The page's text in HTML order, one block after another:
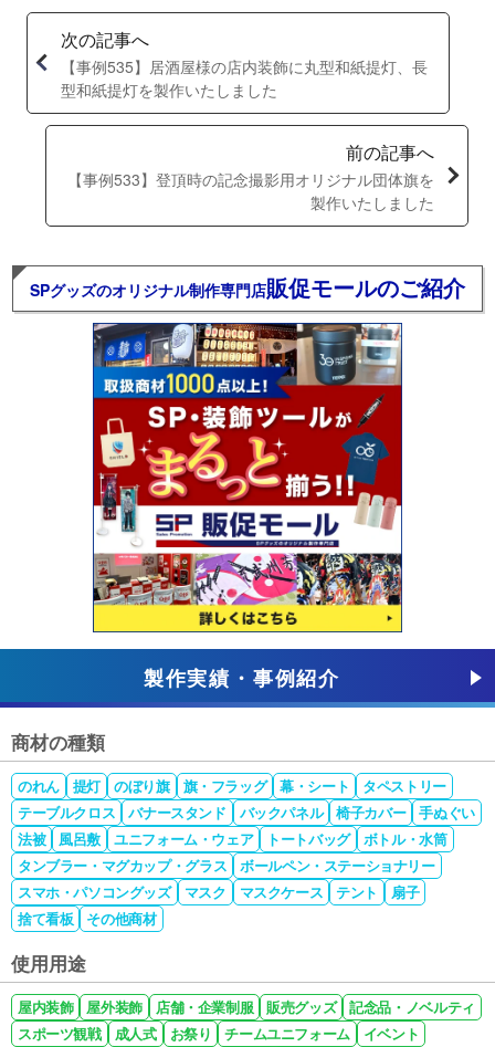
次の記事へ
【事例535】居酒屋様の店内装飾に丸型和紙提灯、長
型和紙提灯を製作いたしました
前の記事へ
【事例533】登頂時の記念撮影用オリジナル団体旗を
製作いたしました
SPグッズのオリジナル制作専門店販促モールのご紹介
製作実績・事例紹介
商材の種類
のれん 提灯 のぼり旗 旗・フラッグ 幕・シート
タペストリー
テーブルクロス
バナースタンド バックパネル 椅子カバー
手ぬぐい
法被
風呂敷 ユニフォーム・ウェア トートバッグ
ボトル・水筒
タンブラー・マグカップ・グラス
ボールペン・ステーショナリー
スマホ・パソコングッズ
マスク マスクケース テント
扇子
捨て看板
その他商材
使用用途
屋内装飾 屋外装飾 店舗・企業制服 販売グッズ
記念品・ノベルティ
スポーツ観戦
成人式 お祭り チームユニフォーム
イベント